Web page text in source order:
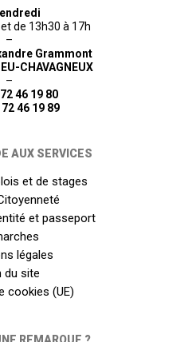
de 13h30 à 17h
–
Grammont
CHAVAGNEUX
–
46 19 80
72 46 19 89
AUX SERVICES
et de stages
et passeport
légales
du site
cookies (UE)